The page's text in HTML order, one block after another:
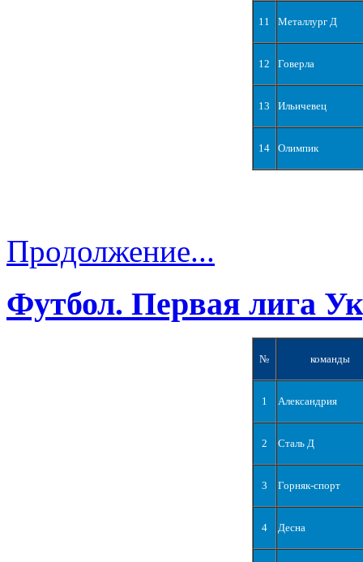
11 Металлург Д
12 Говерла
13 Ильичевец
14 Олимпик
Продолжение...
Футбол. Первая лига
№ команды
1 Александрия
2 Сталь Д
3 Горняк-спорт
4 Десна